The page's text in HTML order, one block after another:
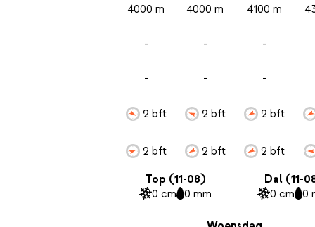
4000 m
-
-
2 bft
2 bft
4000 m
-
-
2 bft
2 bft
4100 m
-
-
2 bft
2 bft
Top (11-08)
0 cm 0 mm
Dal (11-
0 cm 0